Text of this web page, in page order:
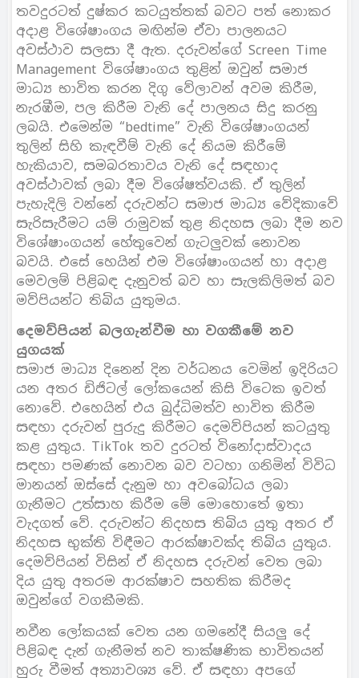
තවදුරටත් දුෂ්කර කටයුත්තක් බවට පත් නොකර
අදාළ විශේෂාංගය මඟින්ම ඒවා පාලනයට
අවස්ථාව සලසා දී ඇත. දරුවන්ගේ Screen Time
Management විශේෂාංගය තුළින් ඔවුන් සමාජ
මාධ්‍ය භාවිත කරන දිගු වේලාවන් අවම කිරීම,
නැරඹීම, පල කිරීම වැනි දේ පාලනය සිදු කරනු
ලබයි. එමෙන්ම “bedtime” වැනි විශේෂාංගයන්
තුලින් සිහි කැඳවීම් වැනි දේ නියම කිරීමේ
හැකියාව, සමබරතාවය වැනි දේ සඳහාද
අවස්ථාවක් ලබා දීම විශේෂත්වයකි. ඒ තුලින්
පැහැදිලි වන්නේ දරුවන්ට සමාජ මාධ්‍ය වේදිකාවේ
සැරිසැරීමට යම් රාමුවක් තුළ නිදහස ලබා දීම නව
විශේෂාංගයන් හේතුවෙන් ගැටලුවක් නොවන
බවයි. එසේ හෙයින් එම විශේෂාංගයන් හා අදාළ
මෙවලම් පිළිබඳ දැනුවත් බව හා සැලකිලිමත් බව
මව්පියන්ට තිබිය යුතුමය.
දෙමව්පියන් බලගැන්වීම හා වගකීමේ නව
යුගයක්
සමාජ මාධ්‍ය දිනෙන් දින වර්ධනය වෙමින් ඉදිරියට
යන අතර ඩිජිටල් ලෝකයෙන් කිසි විටෙක ඉවත්
නොවේ. එහෙයින් එය බුද්ධිමත්ව භාවිත කිරීම
සඳහා දරුවන් පුරුදු කිරීමට දෙමව්පියන් කටයුතු
කළ යුතුය. TikTok තව දුරටත් විනෝදාස්වාදය
සඳහා පමණක් නොවන බව වටහා ගනිමින් විවිධ
මානයන් ඔස්සේ දැනුම හා අවබෝධය ලබා
ගැනීමට උත්සාහ කිරීම මේ මොහොතේ ඉතා
වැදගත් වේ. දරුවන්ට නිදහස තිබිය යුතු අතර ඒ
නිදහස භුක්ති විඳීමට ආරක්ෂාවක්ද තිබිය යුතුය.
දෙමව්පියන් විසින් ඒ නිදහස දරුවන් වෙත ලබා
දිය යුතු අතරම ආරක්ෂාව සහතික කිරීමද
ඔවුන්ගේ වගකීමකි.
නවීන ලෝකයක් වෙත යන ගමනේදී සියලු දේ
පිළිබඳ දැන් ගැනීමත් නව තාක්ෂණික භාවිතයන්
හුරු වීමත් අත්‍යාවශ්‍ය වේ. ඒ සඳහා අපගේ